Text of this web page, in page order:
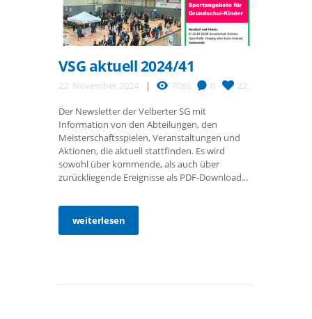
VSG aktuell 2024/41
22. November 2024 7086 0 22
Der Newsletter der Velberter SG mit
Information von den Abteilungen, den
Meisterschaftsspielen, Veranstaltungen und
Aktionen, die aktuell stattfinden. Es wird
sowohl über kommende, als auch über
zurückliegende Ereignisse als PDF-Download...
weiterlesen